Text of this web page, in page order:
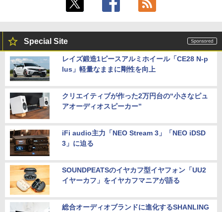
Special Site
レイズ鍛造1ピースアルミホイール「CE28 N-p
lus」軽量なままに剛性を向上
クリエイティブが作った2万円台の“小さなピュ
アオーディオスピーカー”
iFi audio主力「NEO Stream 3」「NEO iDSD
3」に迫る
SOUNDPEATSのイヤカフ型イヤフォン「UU2
イヤーカフ」をイヤカフマニアが語る
総合オーディオブランドに進化するSHANLING